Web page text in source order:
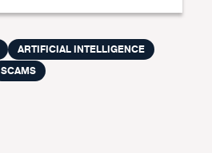
ARTIFICIAL INTELLIGENCE
SCAMS